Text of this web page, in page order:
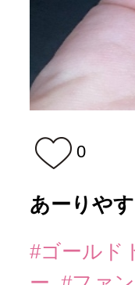
0
あーりや
#ゴールド